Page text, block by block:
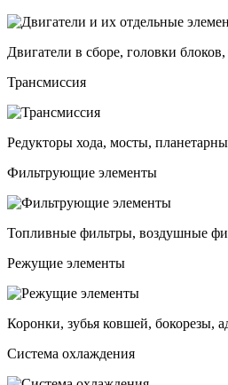
Двигатели в сборе, головки
Трансмиссия
Редукторы хода, мосты,
Фильтрующие элементы
Топливные фильтры, воздушные
Режущие элементы
Коронки, зубья ковшей, бокорезы,
Система охлаждения